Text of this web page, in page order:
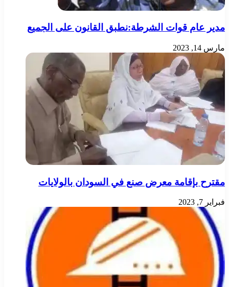
مدير عام قوات الشرطة:نطبق القانون على الجميع
مارس 14, 2023
مقترح بإقامة معرض صنع في السودان بالولايات
فبراير 7, 2023